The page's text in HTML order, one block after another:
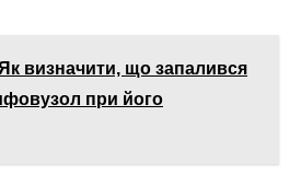
визначити, що запалився
при його